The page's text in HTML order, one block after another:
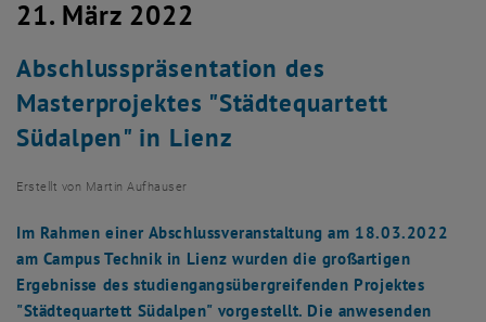
Zurück: Subseiten von TU Wien Startseite auflisten
Zurück zur letzten Ebene:
TU Wien Startseite
Übersicht
21. März 2022
Abschlusspräsentation des
Masterprojektes "Städtequartett
Südalpen" in Lienz
Erstellt von Martin Aufhauser
Im Rahmen einer Abschlussveranstaltung am 18.03.2022
am Campus Technik in Lienz wurden die großartigen
Ergebnisse des studiengangsübergreifenden Projektes
"Städtequartett Südalpen" vorgestellt. Die anwesenden